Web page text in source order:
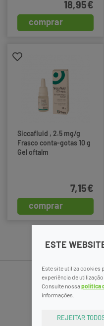
ESTE
Este site utiliza cookies
experiência de utilização.
Consulte nossapolítica
informações.
REJEITAR
comprar
18,95€
Siccafluid , 2.5 mg/g
Frasco conta-gotas 10 g
Gel oftalm
comprar
7,15€